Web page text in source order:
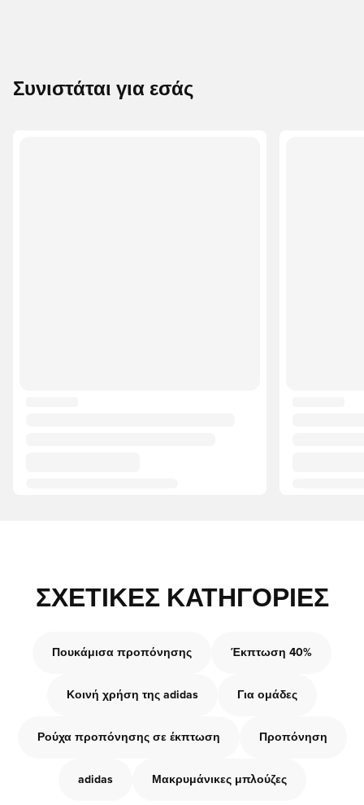
Συνιστάται για εσάς
ΣΧΕΤΙΚΈΣ ΚΑΤΗΓΟΡΊΕΣ
Πουκάμισα προπόνησης Έκπτωση 40%
Κοινή χρήση της adidas Για ομάδες
Ρούχα προπόνησης σε έκπτωση Προπόνηση
adidas Μακρυμάνικες μπλούζες